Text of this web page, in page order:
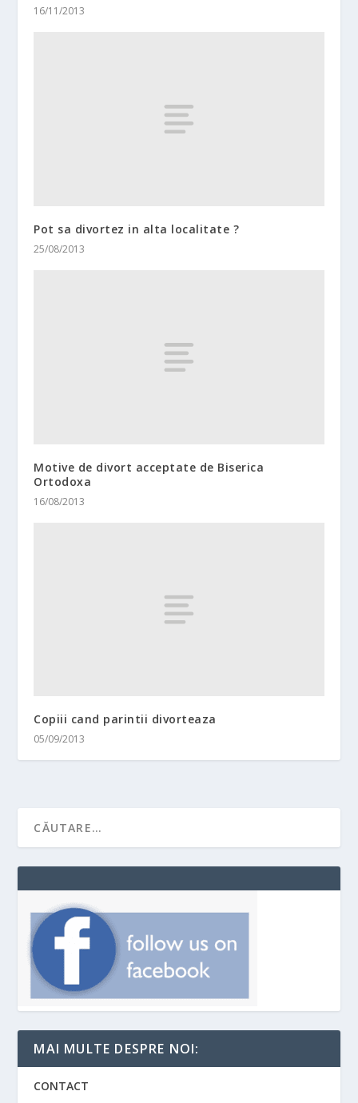
16/11/2013
Pot sa divortez in alta localitate ?
25/08/2013
Motive de divort acceptate de Biserica
Ortodoxa
16/08/2013
Copiii cand parintii divorteaza
05/09/2013
MAI MULTE DESPRE NOI:
CONTACT